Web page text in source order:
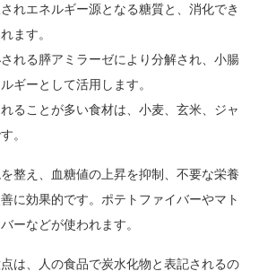
れエネルギー源となる糖質と、消化でき
ます。
れる膵アミラーゼにより分解され、小腸
ギーとして活用します。
ることが多い食材は、小麦、玄米、ジャ
。
整え、血糖値の上昇を抑制、不要な栄養
に効果的です。ポテトファイバーやマト
ーなどが使われます。
は、人の食品で炭水化物と表記されるの